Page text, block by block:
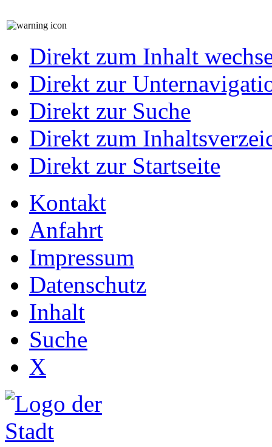
Direkt zum Inhalt
Direkt zur
Direkt zur Suche
Direkt zum
Direkt zur Startseite
Kontakt
Anfahrt
Impressum
Datenschutz
Inhalt
Suche
X